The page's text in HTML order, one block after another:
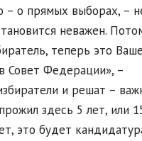
– о прямых выборах, –
неважен.
теперь это
Совет Федерации», –
и решат –
здесь 5 лет, или
это будет